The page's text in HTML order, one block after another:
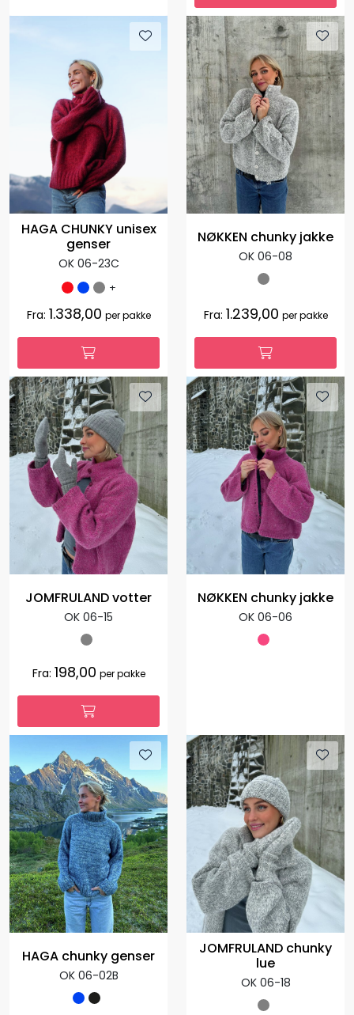
HAGA CHUNKY unisex
genser
OK 06-23C
+
Fra: 1.338,00 per pakke
NØKKEN chunky jakke
OK 06-08
Fra: 1.239,00 per pakke
JOMFRULAND votter
OK 06-15
Fra: 198,00 per pakke
NØKKEN chunky jakke
OK 06-06
HAGA chunky genser
OK 06-02B
JOMFRULAND chunky
lue
OK 06-18